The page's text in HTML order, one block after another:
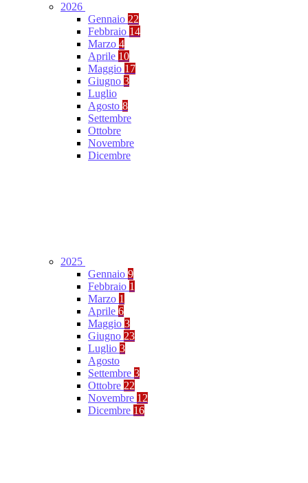
2026
Gennaio 22
Febbraio 14
Marzo 4
Aprile 10
Maggio 17
Giugno 3
Luglio
Agosto 8
Settembre
Ottobre
Novembre
Dicembre
2025
Gennaio 9
Febbraio 1
Marzo 1
Aprile 6
Maggio 3
Giugno 23
Luglio 3
Agosto
Settembre 3
Ottobre 22
Novembre 12
Dicembre 16